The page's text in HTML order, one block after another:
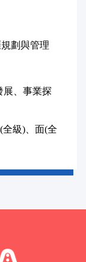
劃與管理
、事業探
級)、面(全